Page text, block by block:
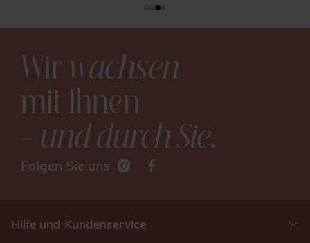
Wirwachsen
mit Ihnen
– und durch Sie.
Folgen Sie uns
Hilfe und Kundenservice